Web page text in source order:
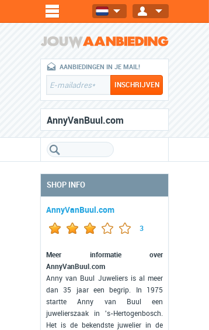
AANBIEDINGEN IN JE MAIL!
AnnyVanBuul.com
SHOP INFO
AnnyVanBuul.com
3
Meer informatie over
AnnyVanBuul.com
Anny van Buul Juweliers is al meer
dan 35 jaar een begrip. In 1975
startte Anny van Buul een
juwelierszaak in 's-Hertogenbosch.
Het is de bekendste juwelier in de